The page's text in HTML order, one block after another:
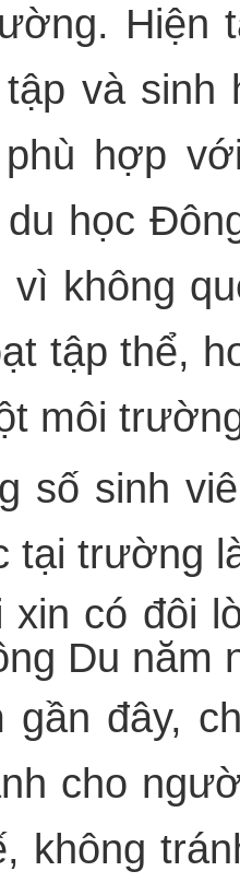
Hiện
và sinh
hợp
học
vì không
tập thể,
môi
số sinh
tại trường
xin có đôi
Du năm
gần đây,
cho
không